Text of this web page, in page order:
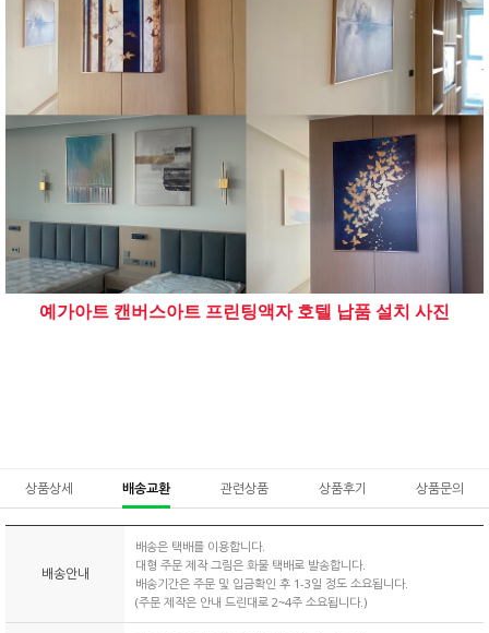
예가아트 캔버스아트 프린팅액자 호텔 납품 설치 사진
상품상세 배송교환 관련상품 상품후기 상품문의
배송안내
배송은 택배를 이용합니다.
대형 주문 제작 그림은 화물 택배로 발송합니다.
배송기간은 주문 및 입금확인 후 1-3일 정도 소요됩니다.
(주문 제작은 안내 드린대로 2~4주 소요됩니다.)